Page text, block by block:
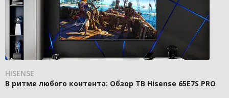
HISENSE
В ритме любого контента: Обзор ТВ Hisense 65E7S PRO